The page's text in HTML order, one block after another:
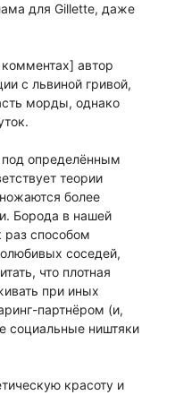
для Gillette, даже
автор
с львиной гривой,
морды, однако
определённым
теории
более
Борода в нашей
раз способом
соседей,
что плотная
при иных
партнёром (и,
социальные ништяки
красоту и